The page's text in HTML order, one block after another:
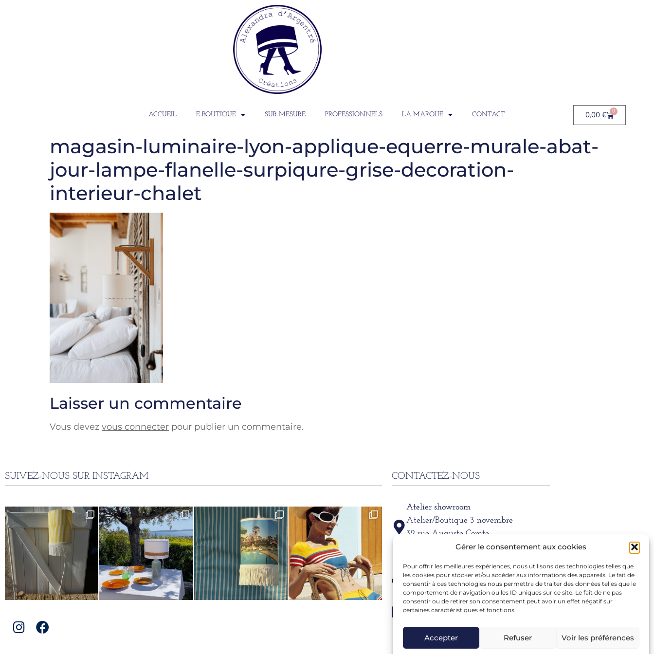
Gérer le consentement aux cookies
Pour offrir les meilleures expériences, nous utilisons des technologies telles que
les cookies pour stocker et/ou accéder aux informations des appareils. Le fait de
consentir à ces technologies nous permettra de traiter des données telles que le
comportement de navigation ou les ID uniques sur ce site. Le fait de ne pas
consentir ou de retirer son consentement peut avoir un effet négatif sur
certaines caractéristiques et fonctions.
Accepter Refuser Voir les préférences
ACCUEIL E-BOUTIQUE SUR-MESURE PROFESSIONNELS LA MARQUE CONTACT 0,00 € 0
magasin-luminaire-lyon-applique-equerre-murale-abat-
jour-lampe-flanelle-surpiqure-grise-decoration-
interieur-chalet
Laisser un commentaire
Vous devez vous connecter pour publier un commentaire.
SUIVEZ-NOUS SUR INSTAGRAM CONTACTEZ-NOUS
Atelier showroom
Atelier/Boutique 3 novembre
32 rue Auguste Comte
69002 LYON
Téléphone
06 15 61 39 66
Mail